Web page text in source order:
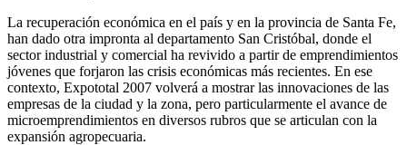
La recuperación económica en el país y en la provincia de Santa Fe,
han dado otra impronta al departamento San Cristóbal, donde el
sector industrial y comercial ha revivido a partir de emprendimientos
jóvenes que forjaron las crisis económicas más recientes. En ese
contexto, Expototal 2007 volverá a mostrar las innovaciones de las
empresas de la ciudad y la zona, pero particularmente el avance de
microemprendimientos en diversos rubros que se articulan con la
expansión agropecuaria.